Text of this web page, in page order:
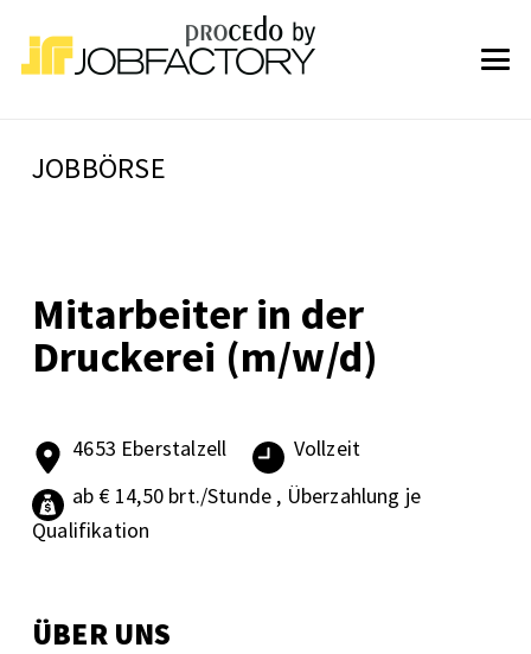
JOBBÖRSE
Mitarbeiter in der
Druckerei (m/w/d)
4653 Eberstalzell
Vollzeit
ab € 14,50 brt./Stunde , Überzahlung je
Qualifikation
ÜBER UNS